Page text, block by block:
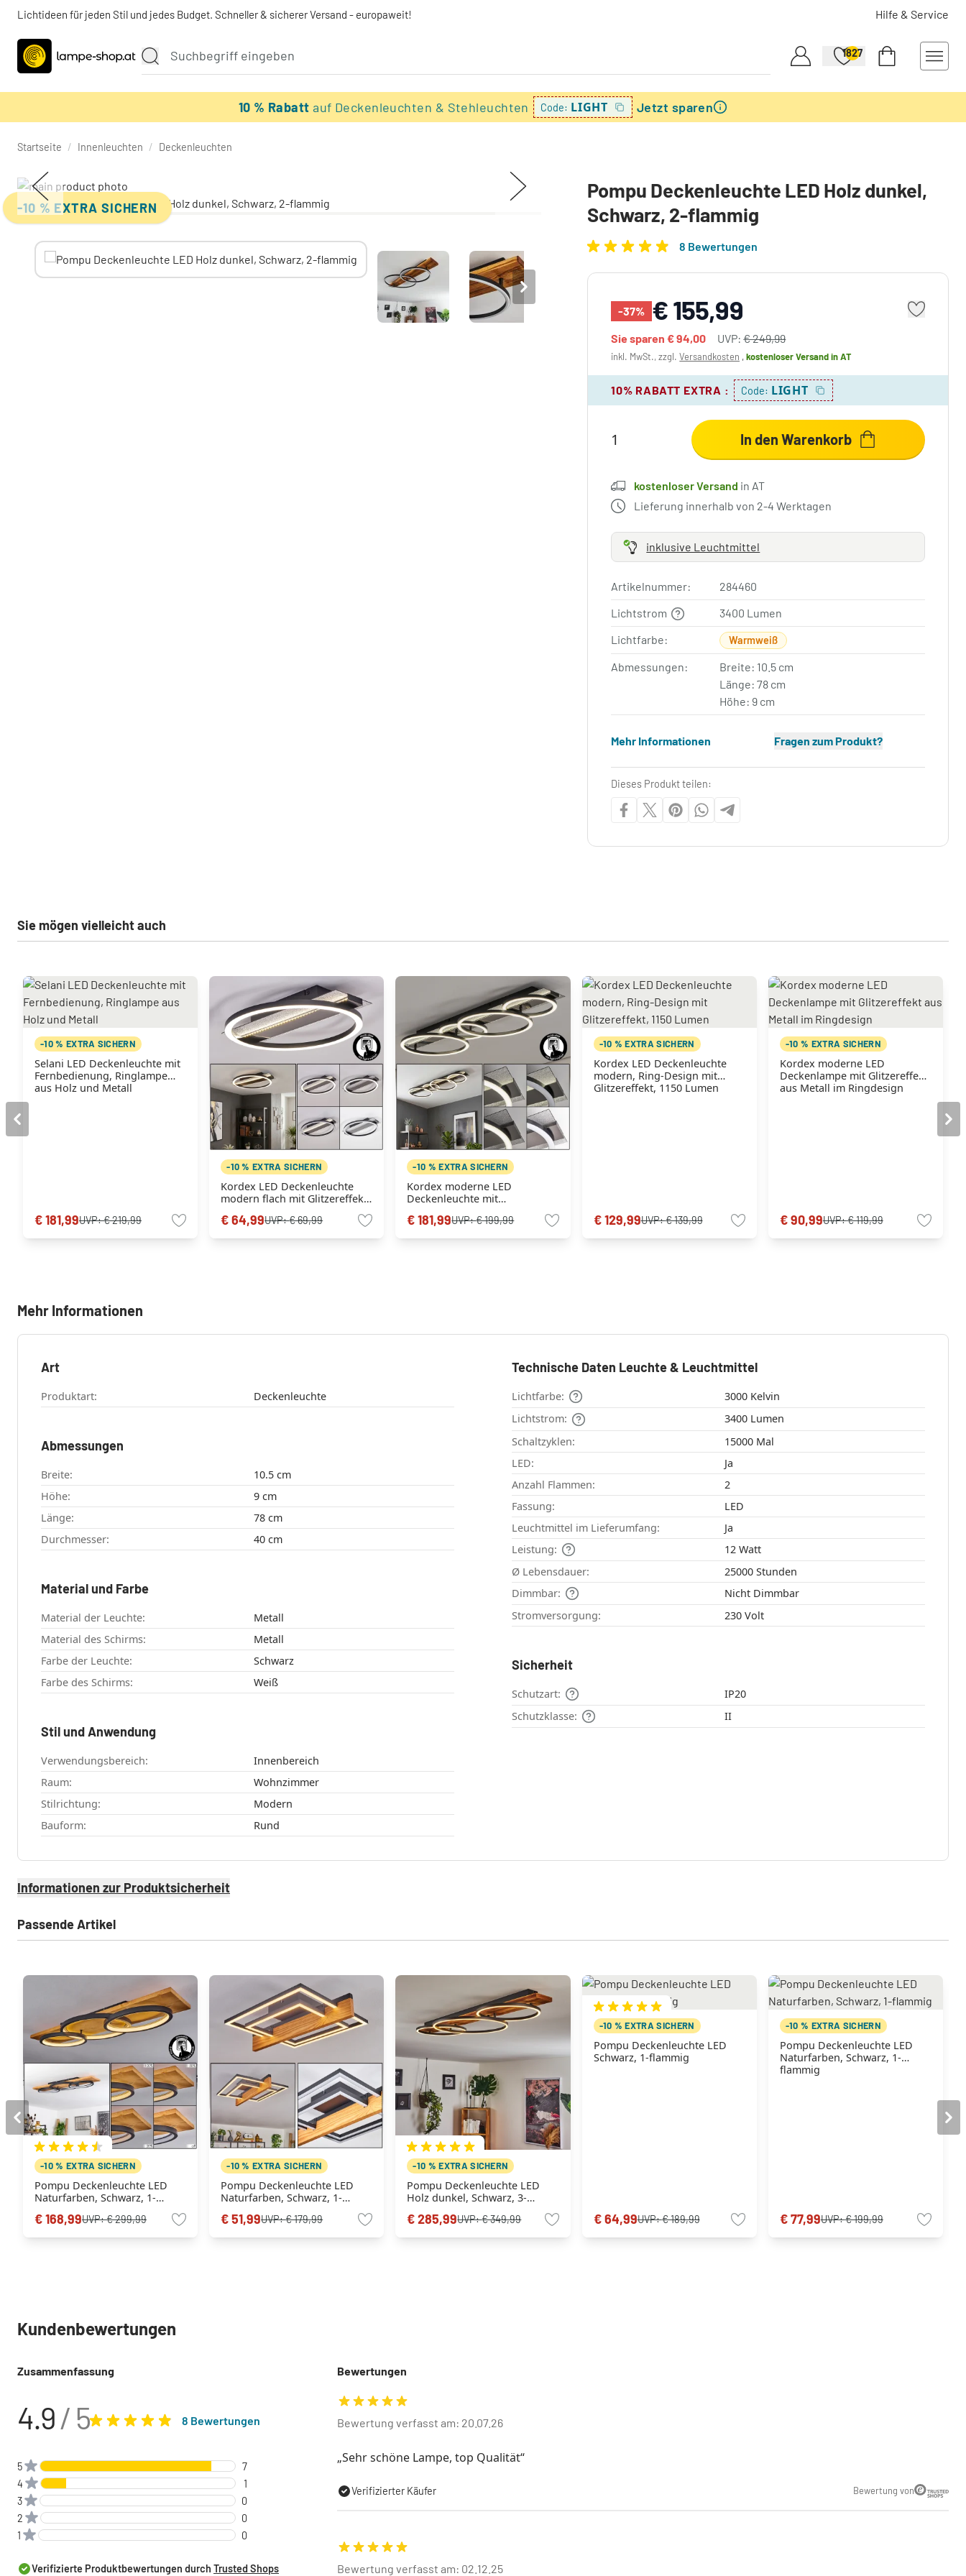
Lichtideen für jeden Stil und jedes Budget. Schneller & sicherer Versand - europaweit! Hilfe & Service
1827
10 % Rabattauf Deckenleuchten & Stehleuchten Code: LIGHT Jetzt sparen
Startseite / Innenleuchten / Deckenleuchten
-10 % EXTRA SICHERN
Pompu Deckenleuchte LED Holz dunkel,
Schwarz, 2-flammig
8 Bewertungen
-37% € 155,99
Sie sparen€ 94,00 UVP:€ 249,99
inkl. MwSt., zzgl.Versandkosten ,kostenloser Versandin AT
10% RABATT EXTRA : Code: LIGHT
In den Warenkorb
kostenloser Versand in AT
Lieferung innerhalb von 2-4 Werktagen
inklusive Leuchtmittel
Artikelnummer:
284460
Lichtstrom
3400 Lumen
Lichtfarbe:
Warmweiß
Abmessungen:
Breite: 10.5 cm
Länge: 78 cm
Höhe: 9 cm
Mehr Informationen Fragen zum Produkt?
Dieses Produkt teilen:
Sie mögen vielleicht auch
-10 % EXTRA SICHERN
Selani LED Deckenleuchte mit
Fernbedienung, Ringlampe
aus Holz und Metall
€ 181,99UVP:€ 219,99
-10 % EXTRA SICHERN
Kordex LED Deckenleuchte
modern flach mit Glitzereffekt,
€ 64,99UVP:€ 69,99
-10 % EXTRA SICHERN
Kordex moderne LED
Deckenleuchte mit
ringförmigem Design
€ 181,99UVP:€ 199,99
-10 % EXTRA SICHERN
Kordex LED Deckenleuchte
modern, Ring-Design mit
Glitzereffekt, 1150 Lumen
€ 129,99UVP:€ 139,99
-10 % EXTRA SICHERN
Kordex moderne LED
Deckenlampe mit Glitzereffekt
aus Metall im Ringdesign
€ 90,99UVP:€ 119,99
Mehr Informationen
Art
Produktart: Deckenleuchte
Abmessungen
Breite:
10.5 cm
Höhe:
9 cm
Länge:
78 cm
Durchmesser:
40 cm
Material und Farbe
Material der Leuchte:
Metall
Material des Schirms:
Metall
Farbe der Leuchte:
Schwarz
Farbe des Schirms:
Weiß
Stil und Anwendung
Verwendungsbereich:
Innenbereich
Raum:
Wohnzimmer
Stilrichtung:
Modern
Bauform:
Rund
Technische Daten Leuchte & Leuchtmittel
Lichtfarbe:
3000 Kelvin
Lichtstrom:
3400 Lumen
Schaltzyklen:
15000 Mal
LED:
Ja
Anzahl Flammen:
2
Fassung:
LED
Leuchtmittel im Lieferumfang:
Ja
Leistung:
12 Watt
Ø Lebensdauer:
25000 Stunden
Dimmbar:
Nicht Dimmbar
Stromversorgung:
230 Volt
Sicherheit
Schutzart:
IP20
Schutzklasse:
II
Informationen zur Produktsicherheit
Passende Artikel
-10 % EXTRA SICHERN
Pompu Deckenleuchte LED
Naturfarben, Schwarz, 1-
€ 168,99UVP:€ 299,99
-10 % EXTRA SICHERN
Pompu Deckenleuchte LED
Naturfarben, Schwarz, 1-
€ 51,99UVP:€ 179,99
-10 % EXTRA SICHERN
Pompu Deckenleuchte LED
Holz dunkel, Schwarz, 3-
€ 285,99UVP:€ 349,99
-10 % EXTRA SICHERN
Pompu Deckenleuchte LED
Schwarz, 1-flammig
€ 64,99UVP:€ 189,99
-10 % EXTRA SICHERN
Pompu Deckenleuchte LED
Naturfarben, Schwarz, 1-
flammig
€ 77,99UVP:€ 199,99
Kundenbewertungen
Zusammenfassung
4.9/ 5 8 Bewertungen
5
7
4
1
3
0
2
0
1
0
Verifizierte Produktbewertungen durch Trusted Shops
Bewertungen
Bewertung verfasst am: 20.07.26
Sehr schöne Lampe, top Qualität
Verifizierter Käufer Bewertung von
Bewertung verfasst am: 02.12.25